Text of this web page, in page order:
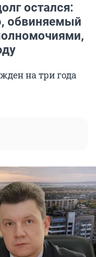
остался:
обвиняемый
на три года